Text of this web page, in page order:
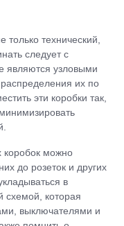
технический,
следует с
являются узловыми
их по
эти коробки так,
коробок можно
до розеток и других
в
схемой, которая
выключателями и